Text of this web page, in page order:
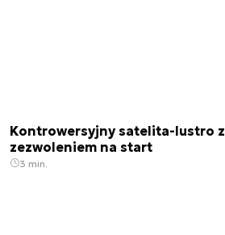
Kontrowersyjny satelita-lustro z
zezwoleniem na start
3 min.